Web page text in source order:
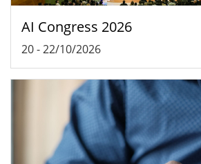
AI Congress 2026
20-22/10/2026